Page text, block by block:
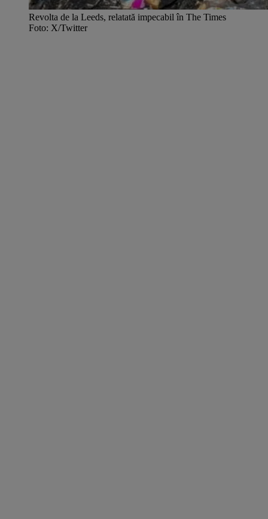
Revolta de la Leeds, relatată impecabil în The Times
Foto: X/Twitter